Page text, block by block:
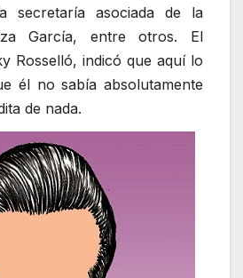
secretaría asociada de la
García, entre otros. El
Rosselló, indicó que aquí lo
él no sabía absolutamente
de nada.